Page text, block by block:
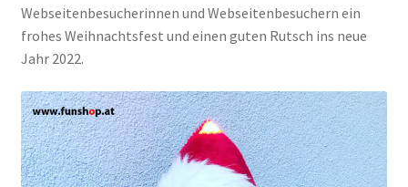
Webseitenbesucherinnen und Webseitenbesuchern ein
frohes Weihnachtsfest und einen guten Rutsch ins neue
Jahr 2022.